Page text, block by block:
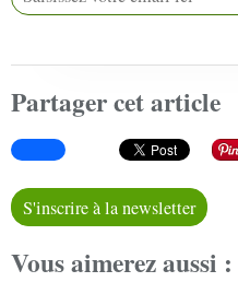
Partager cet article
S'inscrire à la newsletter
Vous aimerez aussi :